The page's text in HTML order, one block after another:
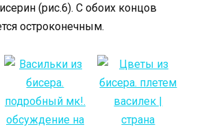
(рис.6). С обоих концов
остроконечным.